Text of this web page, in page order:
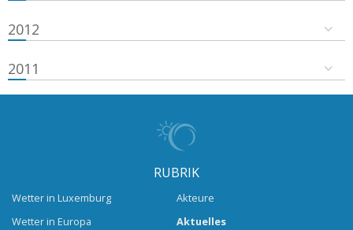
2012
2011
RUBRIK
Wetter in Luxemburg
Wetter in Europa
Akteure
Aktuelles